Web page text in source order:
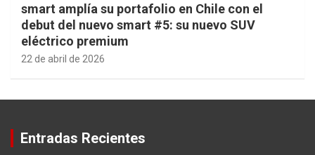
smart amplía su portafolio en Chile con el
debut del nuevo smart #5: su nuevo SUV
eléctrico premium
22 de abril de 2026
Entradas Recientes